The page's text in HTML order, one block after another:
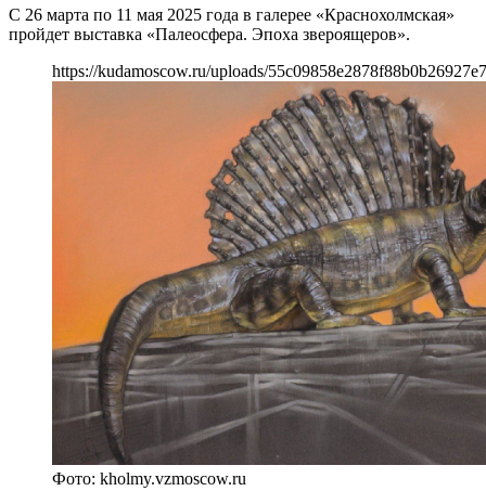
С 26 марта по 11 мая 2025 года в галерее «Краснохолмская»
пройдет выставка «Палеосфера. Эпоха звероящеров».
https://kudamoscow.ru/uploads/
Фото: kholmy.vzmoscow.ru